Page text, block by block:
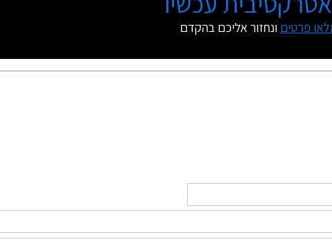
פרטים ונחזור אליכם בהקדם